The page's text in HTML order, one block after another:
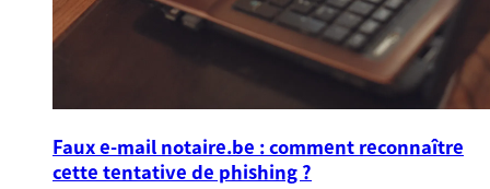
Faux e-mail notaire.be : comment reconnaître
cette tentative de phishing ?